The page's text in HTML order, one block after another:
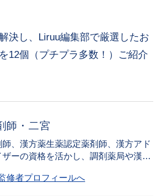
決し、Liruu編集部で厳選したお
12個（プチプラ多数！）ご紹介
師・二宮
師、漢方薬生薬認定薬剤師、漢方アド
ザーの資格を活かし、調剤薬局や漢方
くわかりやすく解説。現在は化粧品成
修者プロフィールへ